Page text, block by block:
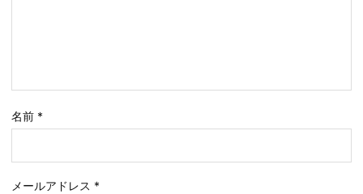
名前 *
メールアドレス *